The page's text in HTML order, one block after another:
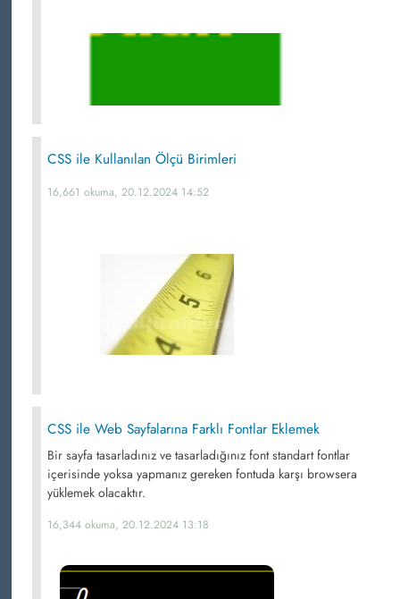
CSS ile Kullanılan Ölçü Birimleri
16,661 okuma, 20.12.2024 14:52
CSS ile Web Sayfalarına Farklı Fontlar Eklemek
Bir sayfa tasarladınız ve tasarladığınız font standart fontlar
içerisinde yoksa yapmanız gereken fontuda karşı browsera
yüklemek olacaktır.
16,344 okuma, 20.12.2024 13:18